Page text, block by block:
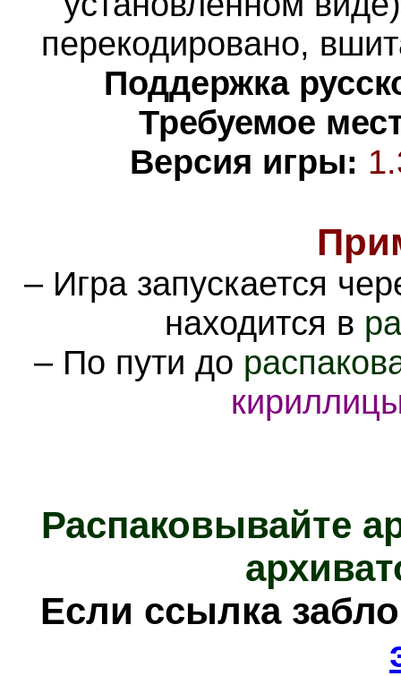
перекодировано,
Поддержка
Требуемое
Версия игры:
– Игра запускается
находится в
– По пути до
Распаковывайте
Если ссылка